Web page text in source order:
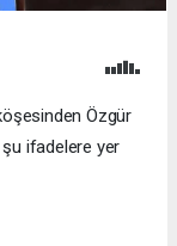
Özgür
şu ifadelere yer